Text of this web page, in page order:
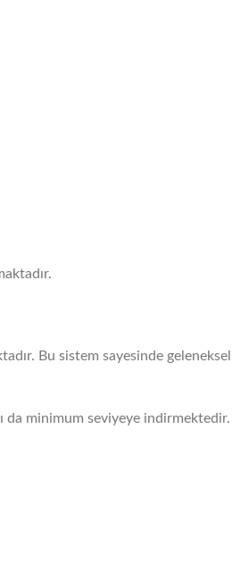
Bu sistem sayesinde
da minimum seviyeye